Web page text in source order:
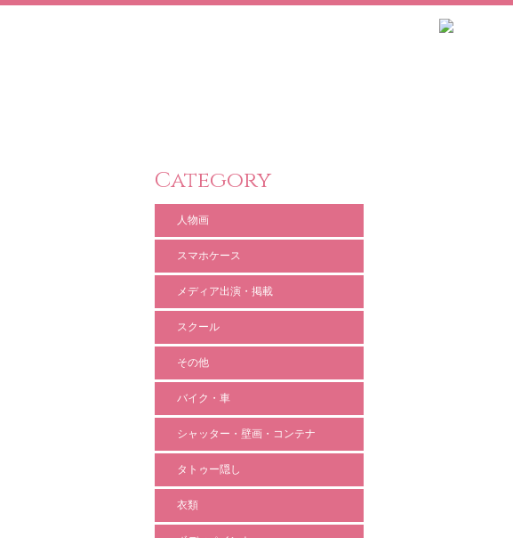
Category
人物画
スマホケース
メディア出演・掲載
スクール
その他
バイク・車
シャッター・壁画・コンテナ
タトゥー隠し
衣類